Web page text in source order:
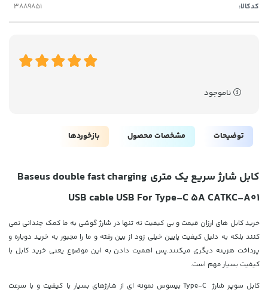
کدکالا:
ناموجود
توضیحات مشخصات محصول بازخوردها
کابل شارژ سریع یک متری Baseus double fast charging
USB cable USB For Type-C 5A CATKC-A01
خرید کابل های ارزان قیمت و بی کیفیت نه تنها در شارژ گوشی به ما کمک چندانی نمی
کنند بلکه به دلیل کیفیت پایین خیلی زود از بین رفته و ما را مجبور به خرید دوباره و
پرداخت هزینه دیگری میکنند.پس اهمیت دادن به این موضوع یعنی خرید کابل با
کیفیت بسیار مهم است.
کابل سوپر شارژ
بیسوس نمونه ای از شارژهای بسیار با کیفیت و با سرعت